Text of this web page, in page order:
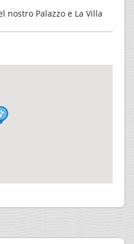
nostro Palazzo e La Villa